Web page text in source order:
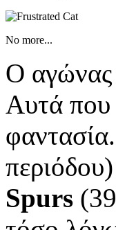
No more...
Ο αγώνας
Αυτά που
Spurs